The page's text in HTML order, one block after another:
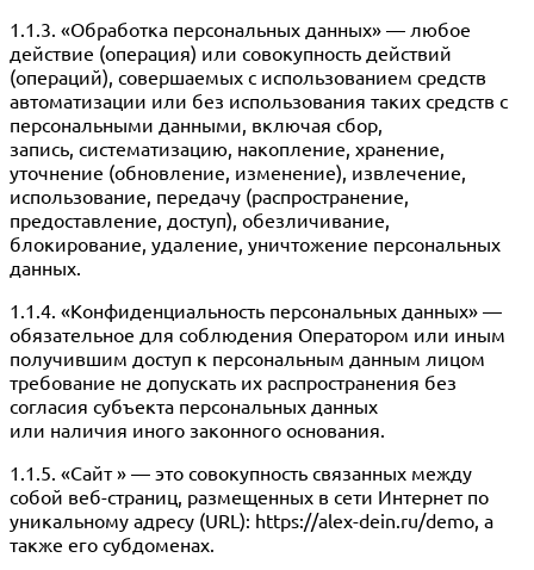
1.1.3. «Обработка персональных данных» — любое
действие (операция) или совокупность действий
(операций), совершаемых с использованием средств
автоматизации или без использования таких средств с
персональными данными, включая сбор,
запись, систематизацию, накопление, хранение,
уточнение (обновление, изменение), извлечение,
использование, передачу (распространение,
предоставление, доступ), обезличивание,
блокирование, удаление, уничтожение персональных
данных.
1.1.4. «Конфиденциальность персональных данных» —
обязательное для соблюдения Оператором или иным
получившим доступ к персональным данным лицом
требование не допускать их распространения без
согласия субъекта персональных данных
или наличия иного законного основания.
1.1.5. «Сайт » — это совокупность связанных между
собой веб-страниц, размещенных в сети Интернет по
уникальному адресу (URL): https://alex-dein.ru/demo, а
также его субдоменах.